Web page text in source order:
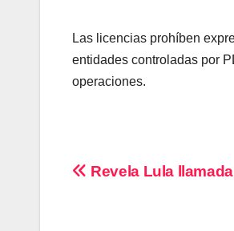
Las licencias prohíben
entidades controladas por
operaciones.
Navegación
Revela Lula